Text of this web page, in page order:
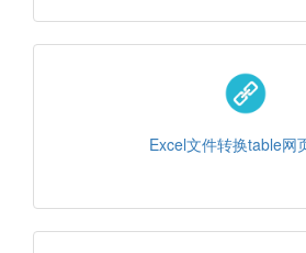
Excel文件转换table网